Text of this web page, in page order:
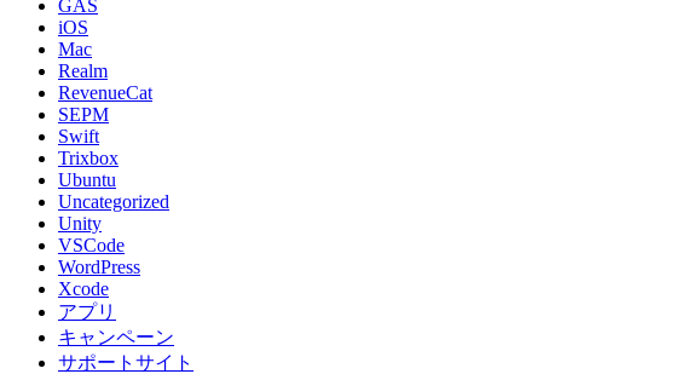
GAS
iOS
Mac
Realm
RevenueCat
SEPM
Swift
Trixbox
Ubuntu
Uncategorized
Unity
VSCode
WordPress
Xcode
アプリ
キャンペーン
サポートサイト